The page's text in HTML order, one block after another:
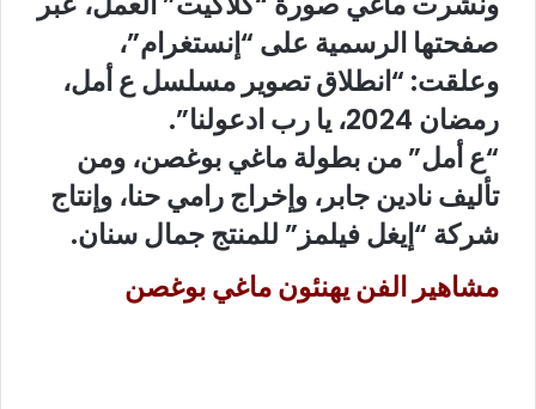
ل
ك
ت
و
ن
ي
ا
صفحتها الرسمية على “إنستغرام”،
وعلقت: “انطلاق تصوير مسلسل ع أمل،
رمضان 2024، يا رب ادعولنا”.
“ع أمل” من بطولة ماغي بوغصن، ومن
تأليف نادين جابر، وإخراج رامي حنا، وإنتاج
شركة “إيغل فيلمز” للمنتج جمال سنان.
مشاهير الفن يهنئون ماغي بوغصن